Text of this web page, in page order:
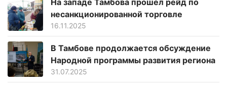
несанкционированной торговле
16.11.2025
В Тамбове продолжается обсуждение
Народной программы развития региона
31.07.2025